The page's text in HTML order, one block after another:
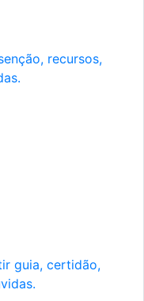
recursos,
guia, certidão,